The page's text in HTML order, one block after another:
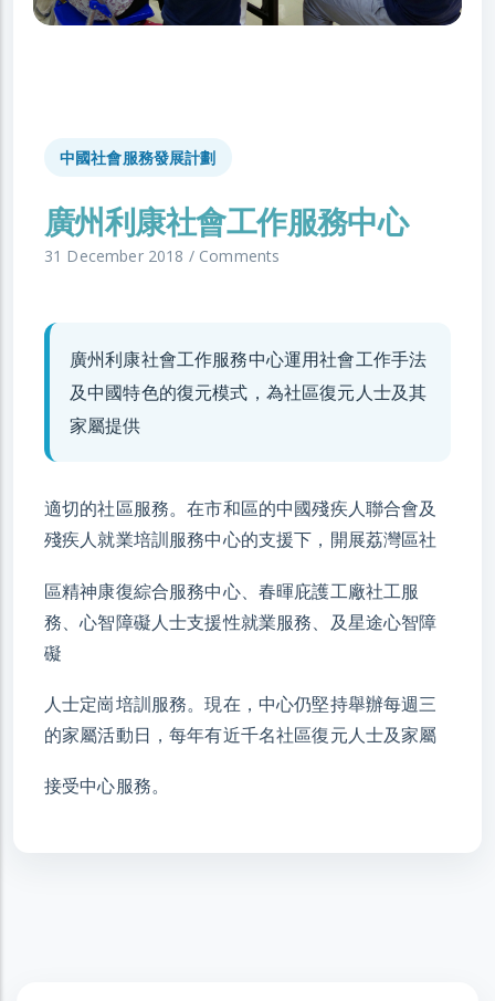
中國社會服務發展計劃
廣州利康社會工作服務中心
31 December 2018 / Comments
廣州利康社會工作服務中心運用社會工作手法
及中國特色的復元模式，為社區復元人士及其
家屬提供
適切的社區服務。在市和區的中國殘疾人聯合會及
殘疾人就業培訓服務中心的支援下，開展荔灣區社
區精神康復綜合服務中心、春暉庇護工廠社工服
務、心智障礙人士支援性就業服務、及星途心智障
礙
人士定崗培訓服務。現在，中心仍堅持舉辦每週三
的家屬活動日，每年有近千名社區復元人士及家屬
接受中心服務。